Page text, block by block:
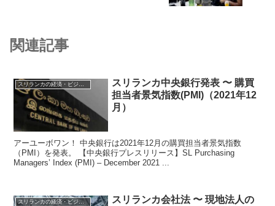
関連記事
スリランカの経済・ビジネス・投資
スリランカ中央銀行発表 〜 購買
担当者景気指数(PMI)（2021年12
月）
アーユーボワン！ 中央銀行は2021年12月の購買担当者景気指数
（PMI）を発表。 【中央銀行プレスリリース】SL Purchasing
Managers’ Index (PMI) – December 2021 ...
スリランカの経済・ビジネス・投資
スリランカ会社法 〜 現地法人の